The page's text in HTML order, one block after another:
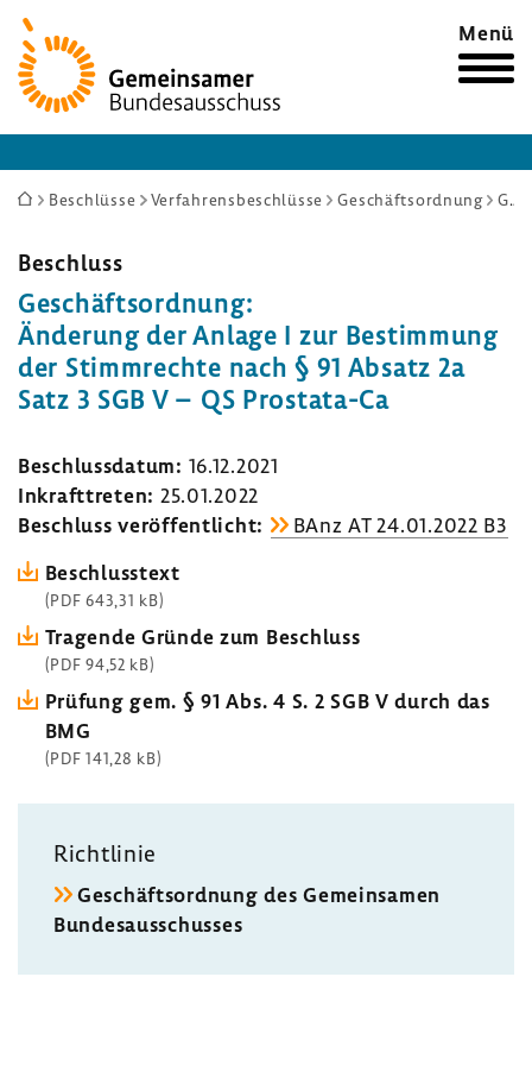
Zur
Startseite
Menü
Sie
hier:
Beschlüsse Verfahrensbeschlüsse Geschäftsordnung Geschäftsordnung: Änderung der Anlage I zur Bestimmung der Stimmrechte nach § 91 Absatz 2a Satz 3 SGB V – QS Prostata-Ca
Beschluss
Geschäfts­ord­nung:
Ände­rung der Anlage I zur Bestim­mung
der Stimm­rechte nach § 91 Absatz 2a
Satz 3 SGB V – QS Prostata-​Ca
Beschluss­datum: 16.12.2021
Inkraft­treten: 25.01.2022
Beschluss veröf­fent­licht:
BAnz AT 24.01.2022 B3
Beschluss­text
(PDF 643,31 kB)
Tragende Gründe zum Beschluss
(PDF 94,52 kB)
Prüfung gem. § 91 Abs. 4 S. 2 SGB V durch das
BMG
(PDF 141,28 kB)
Richt­linie
Geschäfts­ord­nung des Gemein­samen
Bundes­aus­schusses